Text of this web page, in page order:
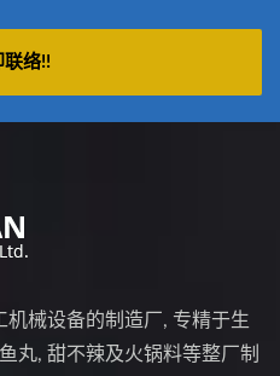
联络!!
械设备的制造厂, 专精于生
丸, 甜不辣及火锅料等整厂制